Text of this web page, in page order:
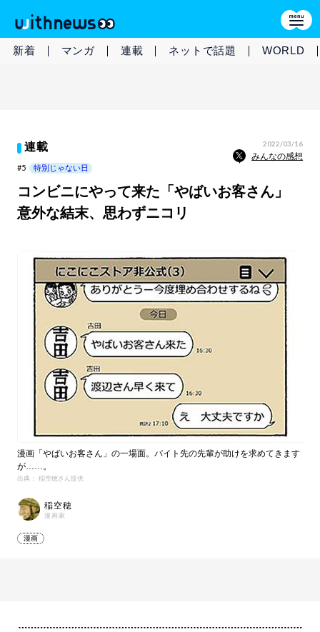
新着 マンガ 連載 ネットで話題 WORLD
連載 2022/03/16
みんなの感想
#5 特別じゃない日
コンビニにやって来た「やばいお客さん」
意外な結末、思わずニコリ
漫画「やばいお客さん」の一場面。バイト先の先輩が助けを求めてきます
が……。
出典： 稲空穂さん提供
稲空穂
漫画家
漫画